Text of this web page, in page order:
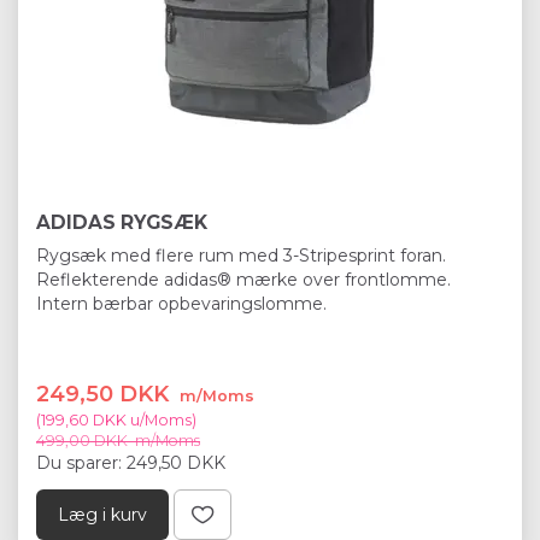
ADIDAS RYGSÆK
Rygsæk med flere rum med 3-Stripesprint foran.
Reflekterende adidas® mærke over frontlomme.
Intern bærbar opbevaringslomme.
249,50 DKK m/Moms
(199,60 DKK u/Moms)
499,00 DKKm/Moms
Du sparer: 249,50 DKK
Læg i kurv